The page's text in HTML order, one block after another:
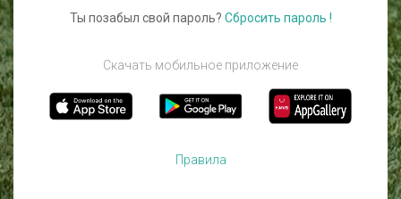
Ты позабыл свой пароль? Сбросить пароль !
Скачать мобильное приложение
Правила